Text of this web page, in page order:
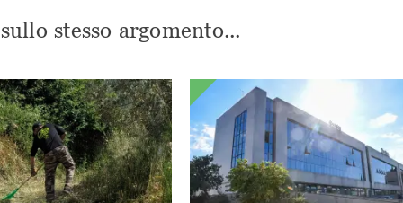
stesso argomento...